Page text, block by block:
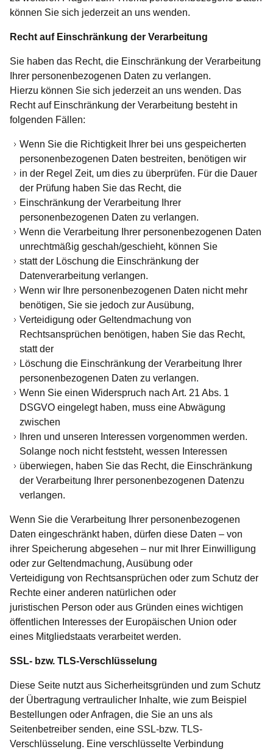
können Sie sich jederzeit an uns wenden.
Recht auf Einschränkung der Verarbeitung
Sie haben das Recht, die Einschränkung der Verarbeitung
Ihrer personenbezogenen Daten zu verlangen.
Hierzu können Sie sich jederzeit an uns wenden. Das
Recht auf Einschränkung der Verarbeitung besteht in
folgenden Fällen:
Wenn Sie die Richtigkeit Ihrer bei uns gespeicherten
personenbezogenen Daten bestreiten, benötigen wir
in der Regel Zeit, um dies zu überprüfen. Für die Dauer
der Prüfung haben Sie das Recht, die
Einschränkung der Verarbeitung Ihrer
personenbezogenen Daten zu verlangen.
Wenn die Verarbeitung Ihrer personenbezogenen Daten
unrechtmäßig geschah/geschieht, können Sie
statt der Löschung die Einschränkung der
Datenverarbeitung verlangen.
Wenn wir Ihre personenbezogenen Daten nicht mehr
benötigen, Sie sie jedoch zur Ausübung,
Verteidigung oder Geltendmachung von
Rechtsansprüchen benötigen, haben Sie das Recht,
statt der
Löschung die Einschränkung der Verarbeitung Ihrer
personenbezogenen Daten zu verlangen.
Wenn Sie einen Widerspruch nach Art. 21 Abs. 1
DSGVO eingelegt haben, muss eine Abwägung
zwischen
Ihren und unseren Interessen vorgenommen werden.
Solange noch nicht feststeht, wessen Interessen
überwiegen, haben Sie das Recht, die Einschränkung
der Verarbeitung Ihrer personenbezogenen Datenzu
verlangen.
Wenn Sie die Verarbeitung Ihrer personenbezogenen
Daten eingeschränkt haben, dürfen diese Daten – von
ihrer Speicherung abgesehen – nur mit Ihrer Einwilligung
oder zur Geltendmachung, Ausübung oder
Verteidigung von Rechtsansprüchen oder zum Schutz der
Rechte einer anderen natürlichen oder
juristischen Person oder aus Gründen eines wichtigen
öffentlichen Interesses der Europäischen Union oder
eines Mitgliedstaats verarbeitet werden.
SSL- bzw. TLS-Verschlüsselung
Diese Seite nutzt aus Sicherheitsgründen und zum Schutz
der Übertragung vertraulicher Inhalte, wie zum Beispiel
Bestellungen oder Anfragen, die Sie an uns als
Seitenbetreiber senden, eine SSL-bzw. TLS-
Verschlüsselung. Eine verschlüsselte Verbindung